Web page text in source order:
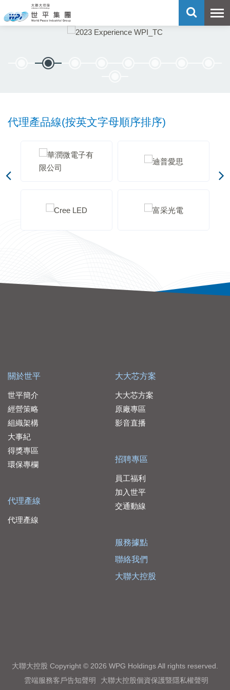
代理產品線(按英文字母順序排序)
關於世平
世平簡介
經營策略
組織架構
大事紀
得獎專區
環保專欄
代理產線
代理產線
大大芯方案
大大芯方案
原廠專區
影音直播
招聘專區
員工福利
加入世平
交通動線
服務據點
聯絡我們
大聯大控股
大聯大控股 Copyright © 2026 WPG Holdings All rights reserved.
雲端服務客戶告知聲明
大聯大控股個資保護暨隱私權聲明